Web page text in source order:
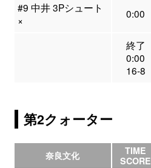
#9 中井 3Pシュート
×
0:00
終了
0:00
16-8
第2クォーター
奈良文化
TIME
SCORE